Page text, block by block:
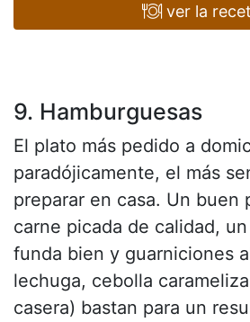
ver la
9. Hamburguesas
El plato más pedido a
paradójicamente, el más
preparar en casa. Un buen
carne picada de calidad,
funda bien y guarniciones
lechuga, cebolla
casera) bastan para un